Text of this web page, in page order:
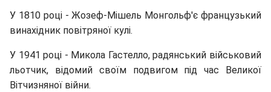
У 1810 році - Жозеф-Мішель Монгольф'є французький
винахідник повітряної кулі.
У 1941 році - Микола Гастелло, радянський військовий
льотчик, відомий своїм подвигом під час Великої
Вітчизняної війни.